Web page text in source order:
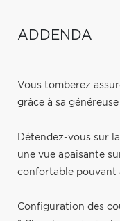
ADDENDA
Vous tomberez
grâce à sa
Détendez-vous sur
une vue apaisante
confortable pouvant
Configuration des